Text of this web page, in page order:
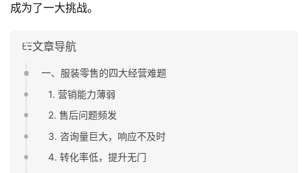
成为了一大挑战。
文章导航
一、服装零售的四大经营难题
1. 营销能力薄弱
2. 售后问题频发
3. 咨询量巨大，响应不及时
4. 转化率低，提升无门